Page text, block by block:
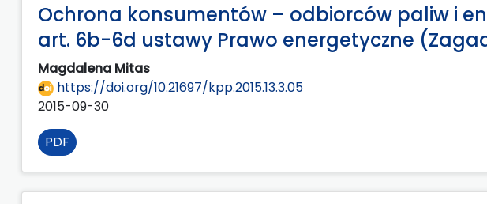
Ochrona konsumentów – odbiorców paliw i
art. 6b-6d ustawy Prawo energetyczne
Magdalena Mitas
https://doi.org/10.21697/kpp.2015.13.3.05
2015-09-30
PDF